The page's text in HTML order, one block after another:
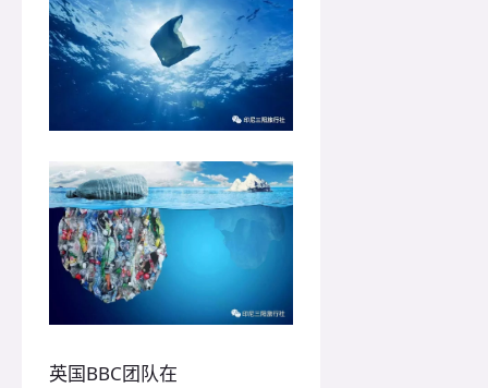
英国BBC团队在